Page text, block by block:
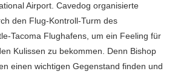
Airport. Cavedog organisierte
den Flug-Kontroll-Turm des
Tacoma Flughafens, um ein Feeling für
Kulissen zu bekommen. Denn Bishop
einen wichtigen Gegenstand finden und